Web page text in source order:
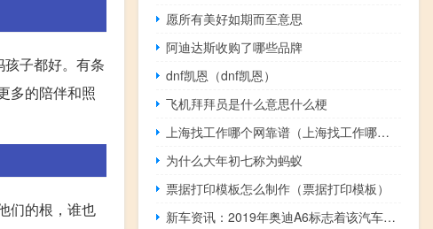
子都好。有条
多的陪伴和照
们的根，谁也
愿所有美好如期而至意思
阿迪达斯收购了哪些品牌
dnf凯恩（dnf凯恩）
飞机拜拜员是什么意思什么梗
上海找工作哪个网靠谱（上海找工作哪个网站靠谱）
为什么大年初七称为蚂蚁
票据打印模板怎么制作（票据打印模板）
新车资讯：2019年奥迪A6标志着该汽车制造商中型轿车的第八代